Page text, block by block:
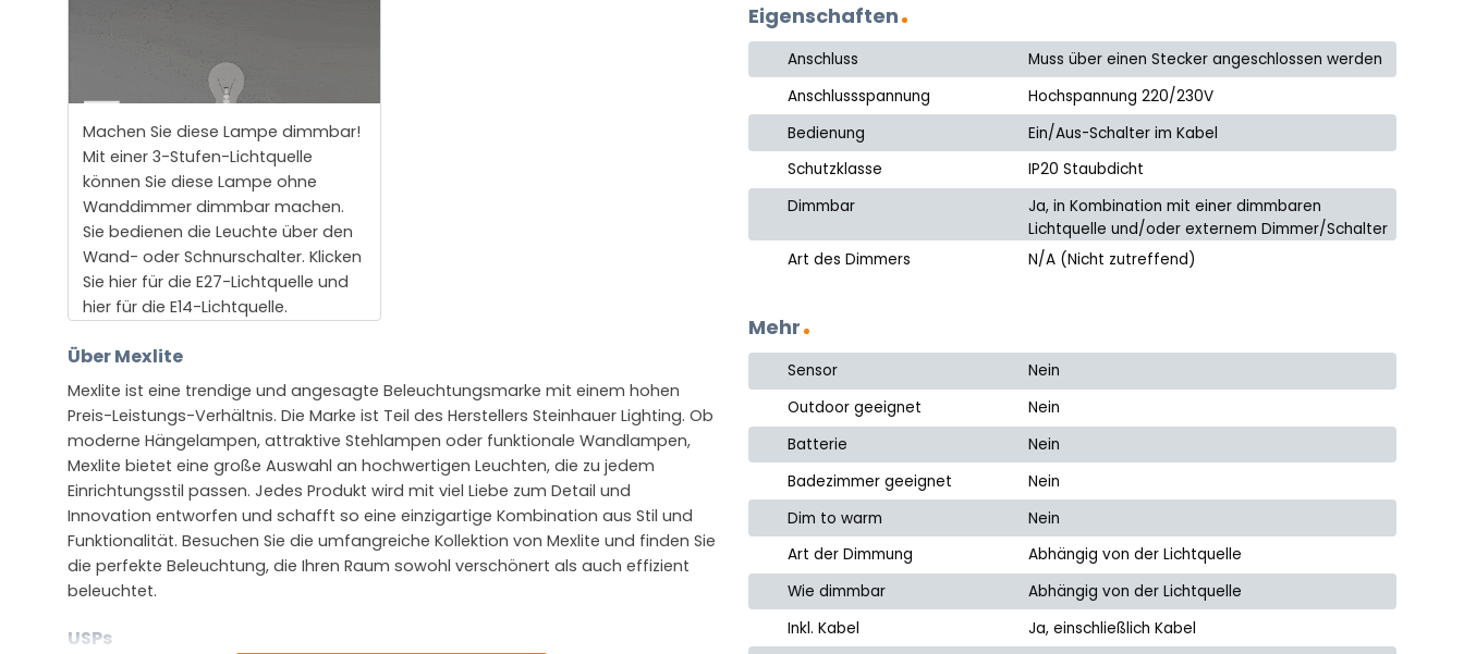
Machen Sie diese Lampe dimmbar!
Mit einer 3-Stufen-Lichtquelle
können Sie diese Lampe ohne
Wanddimmer dimmbar machen.
Sie bedienen die Leuchte über den
Wand- oder Schnurschalter. Klicken
Sie hier für die E27-Lichtquelle und
hier für die E14-Lichtquelle.
Über Mexlite
Mexlite ist eine trendige und angesagte Beleuchtungsmarke mit einem hohen
Preis-Leistungs-Verhältnis. Die Marke ist Teil des Herstellers Steinhauer Lighting. Ob
moderne Hängelampen, attraktive Stehlampen oder funktionale Wandlampen,
Mexlite bietet eine große Auswahl an hochwertigen Leuchten, die zu jedem
Einrichtungsstil passen. Jedes Produkt wird mit viel Liebe zum Detail und
Innovation entworfen und schafft so eine einzigartige Kombination aus Stil und
Funktionalität. Besuchen Sie die umfangreiche Kollektion von Mexlite und finden Sie
die perfekte Beleuchtung, die Ihren Raum sowohl verschönert als auch effizient
beleuchtet.
USPs
Eigenschaften
Anschluss
Muss über einen Stecker angeschlossen werden
Anschlussspannung
Hochspannung 220/230V
Bedienung
Ein/Aus-Schalter im Kabel
Schutzklasse
IP20 Staubdicht
Dimmbar
Ja, in Kombination mit einer dimmbaren
Lichtquelle und/oder externem Dimmer/Schalter
Art des Dimmers
N/A (Nicht zutreffend)
Mehr
Sensor
Nein
Outdoor geeignet
Nein
Batterie
Nein
Badezimmer geeignet
Nein
Dim to warm
Nein
Art der Dimmung
Abhängig von der Lichtquelle
Wie dimmbar
Abhängig von der Lichtquelle
Inkl. Kabel
Ja, einschließlich Kabel